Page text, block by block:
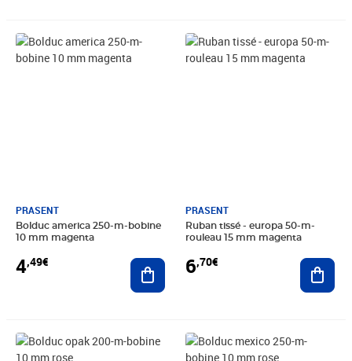
PRASENT
Bolduc america 250-m-bobine
10 mm magenta
4,49€
Prix 4,49€
Ajouter au panier
PRASENT
Ruban tissé - europa 50-m-
rouleau 15 mm magenta
6,70€
Prix 6,70€
Prix 4,99€ Prix 5,45€